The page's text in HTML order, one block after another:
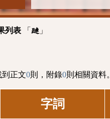
列表 「 蹥 」
到正文0則，附錄0則相關資料。
字詞